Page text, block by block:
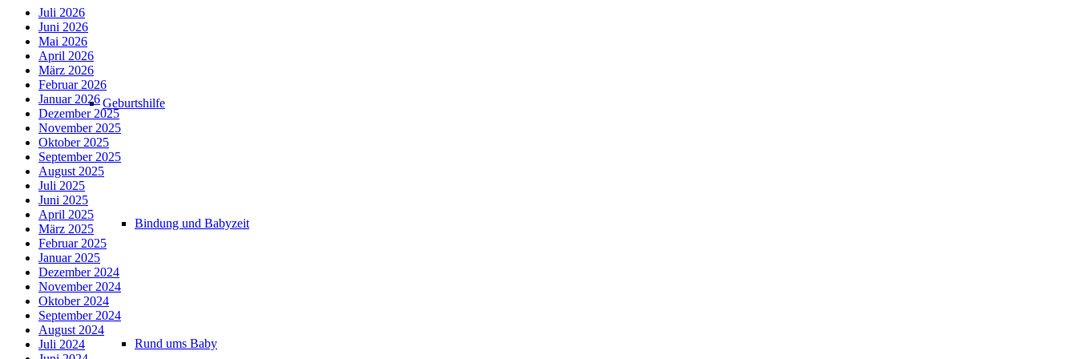
Geburtshilfe
Bindung und Babyzeit
Rund ums Baby
Juli 2026
Juni 2026
Mai 2026
April 2026
März 2026
Februar 2026
Januar 2026
Dezember 2025
November 2025
Oktober 2025
September 2025
August 2025
Juli 2025
Juni 2025
April 2025
März 2025
Februar 2025
Januar 2025
Dezember 2024
November 2024
Oktober 2024
September 2024
August 2024
Juli 2024